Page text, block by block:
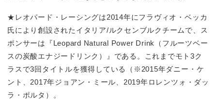
★レオパード・レーシングは2014年にフラヴィオ・ベッカ
氏により創設されたイタリア/ルクセンブルクチームで、ス
ポンサーは『Leopard Natural Power Drink（フルーツベー
スの炭酸エナジードリンク）』である。これまでモト3ク
ラスで3回タイトルを獲得している（※2015年ダニー・ケ
ント、2017年ジョアン・ミール、2019年ロレンツォ・ダッ
ラ・ポルタ）。